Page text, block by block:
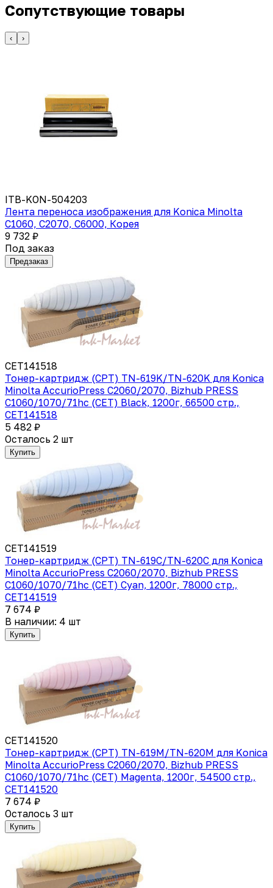
Сопутствующие товары
‹ ›
ITB-KON-504203
Лента переноса изображения для Konica Minolta
C1060, C2070, C6000, Корея
9 732 ₽
Под заказ
Предзаказ
CET141518
Тонер-картридж (CPT) TN-619K/TN-620K для Konica
Minolta AccurioPress C2060/2070, Bizhub PRESS
C1060/1070/71hc (CET) Black, 1200г, 66500 стр.,
CET141518
5 482 ₽
Осталось 2 шт
Купить
CET141519
Тонер-картридж (CPT) TN-619C/TN-620C для Konica
Minolta AccurioPress C2060/2070, Bizhub PRESS
C1060/1070/71hc (CET) Cyan, 1200г, 78000 стр.,
CET141519
7 674 ₽
В наличии: 4 шт
Купить
CET141520
Тонер-картридж (CPT) TN-619M/TN-620M для Konica
Minolta AccurioPress C2060/2070, Bizhub PRESS
C1060/1070/71hc (CET) Magenta, 1200г, 54500 стр.,
CET141520
7 674 ₽
Осталось 3 шт
Купить